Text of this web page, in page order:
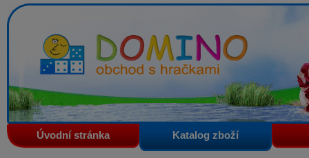
Domino - obchod s hračkami
Úvodní stránka Katalog zboží